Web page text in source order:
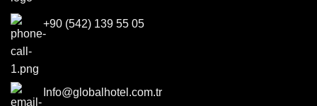
+90 (542) 139 55 05
Info@globalhotel.com.tr